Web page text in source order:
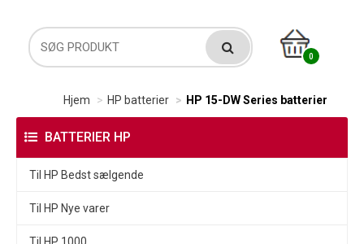
0
Hjem HP batterier HP 15-DW Series batterier
BATTERIER HP
Til HP Bedst sælgende
Til HP Nye varer